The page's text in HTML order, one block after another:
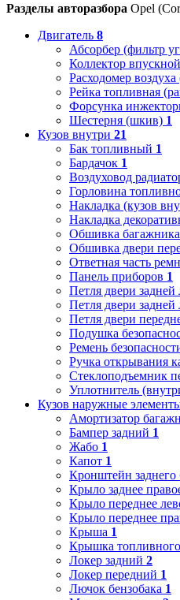
Разделы авторазбора Opel
Двигатель 8
Абсорбер (фильтр
Коллектор впускной
Расходомер
Рейка топливная
Форсунка
Шестерня (шкив) 1
Кузов внутри 21
Бак топливный 1
Бардачок 1
Воздуховод
Горловина
Накладка (кузов
Накладка
Обшивка багажника
Обшивка двери
Ответная часть
Панель приборов 1
Петля двери задней
Петля двери
Петля двери
Подушка
Ремень
Ручка открывания
Стеклоподъемник
Уплотнитель
Кузов наружные
Амортизатор
Бампер задний 1
Жабо 1
Капот 1
Кронштейн заднего
Крыло заднее
Крыло переднее
Крыло переднее
Крыша 1
Крышка топливного
Локер задний 2
Локер передний 1
Лючок бензобака 1